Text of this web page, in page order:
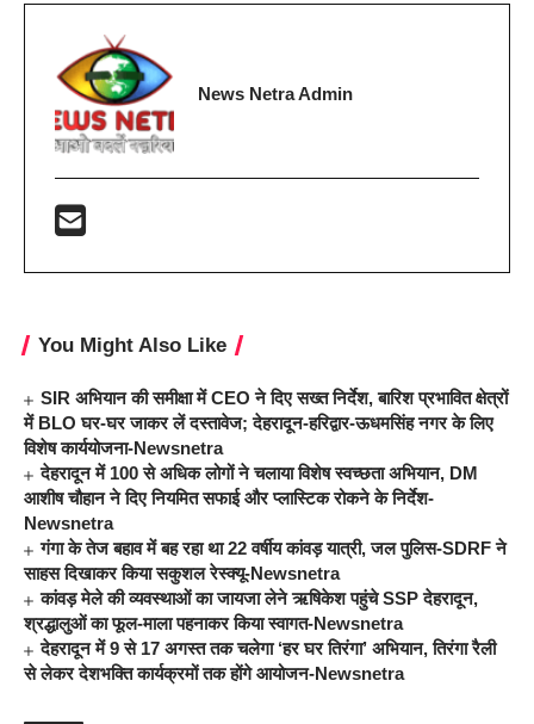
News Netra Admin
You Might Also Like
SIR अभियान की समीक्षा में CEO ने दिए सख्त निर्देश, बारिश प्रभावित क्षेत्रों
में BLO घर-घर जाकर लें दस्तावेज; देहरादून-हरिद्वार-ऊधमसिंह नगर के लिए
विशेष कार्ययोजना-Newsnetra
देहरादून में 100 से अधिक लोगों ने चलाया विशेष स्वच्छता अभियान, DM
आशीष चौहान ने दिए नियमित सफाई और प्लास्टिक रोकने के निर्देश-
Newsnetra
गंगा के तेज बहाव में बह रहा था 22 वर्षीय कांवड़ यात्री, जल पुलिस-SDRF ने
साहस दिखाकर किया सकुशल रेस्क्यू-Newsnetra
कांवड़ मेले की व्यवस्थाओं का जायजा लेने ऋषिकेश पहुंचे SSP देहरादून,
श्रद्धालुओं का फूल-माला पहनाकर किया स्वागत-Newsnetra
देहरादून में 9 से 17 अगस्त तक चलेगा ‘हर घर तिरंगा’ अभियान, तिरंगा रैली
से लेकर देशभक्ति कार्यक्रमों तक होंगे आयोजन-Newsnetra